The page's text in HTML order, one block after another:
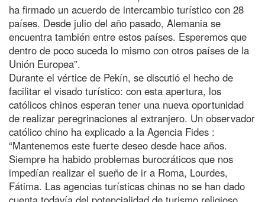
ha firmado un acuerdo de intercambio turístico con 28
países. Desde julio del año pasado, Alemania se
encuentra también entre estos países. Esperemos que
dentro de poco suceda lo mismo con otros países de la
Unión Europea”.
Durante el vértice de Pekín, se discutió el hecho de
facilitar el visado turístico: con esta apertura, los
católicos chinos esperan tener una nueva oportunidad
de realizar peregrinaciones al extranjero. Un observador
católico chino ha explicado a la Agencia Fides :
“Mantenemos este fuerte deseo desde hace años.
Siempre ha habido problemas burocráticos que nos
impedían realizar el sueño de ir a Roma, Lourdes,
Fátima. Las agencias turísticas chinas no se han dado